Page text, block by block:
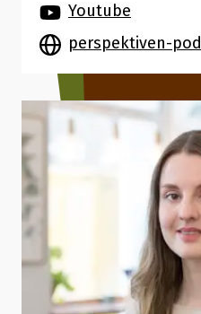
Youtube
perspektiven-